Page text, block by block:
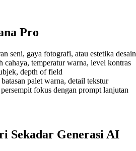
Pro
seni, gaya fotografi, atau estetika desain
cahaya, temperatur warna, level kontras
depth of field
palet warna, detail tekstur
fokus dengan prompt lanjutan
Sekadar Generasi AI